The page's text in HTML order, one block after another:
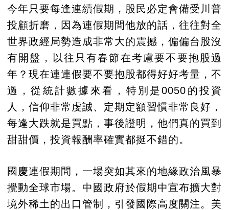
今年只要每逢連續假期，股民必定會備受川普
投顧折磨，因為連假期間他放的話，往往對全
世界政經局勢造成非常大的震撼，偏偏台股沒
有開盤，以往只有春節在考慮要不要抱股過
年？現在連連假要不要抱股都得好好考量，不
過，從統計數據來看，特別是0050的投資
人，信仰非常虔誠、定期定額習慣非常良好，
每逢大跌就是買點，事後證明，他們真的買到
甜甜價，投資報酬率確實都挺不錯的。
國慶連假期間，一場突如其來的地緣政治風暴
攪動全球市場。中國政府於假期中宣布擴大對
境外稀土的出口管制，引發國際高度關注。美